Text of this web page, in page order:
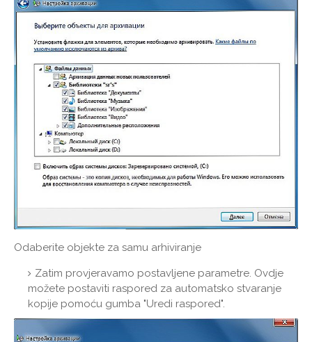
Odaberite objekte za samu arhiviranje
Zatim provjeravamo postavljene parametre. Ovdje
možete postaviti raspored za automatsko stvaranje
kopije pomoću gumba "Uredi raspored".